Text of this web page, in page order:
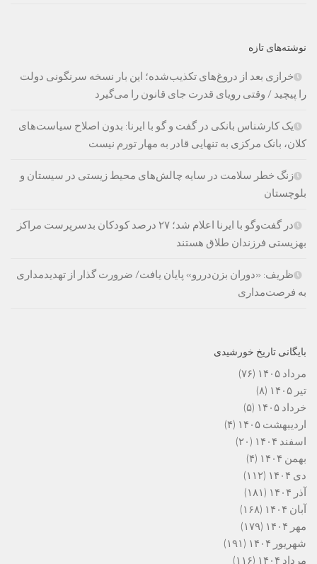
نوشته‌های تازه
خرازی بعد از دروغ‌های تکذیب‌شده؛ این بار نسخه سرنگونی دولت
را پیچید / وقتی رویای قدرت جای قانون را می‌گیرد
یک کارشناس بانکی در گفت و گو با ایرنا: بدون اصلاح سیاست‌های
کلان، بانک مرکزی به تنهایی قادر به مهار تورم نیست
زنگ خطر سلامت در سایه چالش‌های محیط زیستی در سیستان و
بلوچستان
در گفت‌وگو با ایرنا اعلام شد؛ ۲۷ درصد کودکان بدسرپرست مراکز
بهزیستی فرزندان طلاق هستند
ظریف: «دوران بزن‌دررو» پایان یافت/ ضرورت گذار از تهدیدمداری
به فرصت‌مداری
بایگانی تاریخ خورشیدی
مرداد ۱۴۰۵
(۷۶)
تیر ۱۴۰۵
(۸)
خرداد ۱۴۰۵
(۵)
اردیبهشت ۱۴۰۵
(۴)
اسفند ۱۴۰۴
(۲۰)
بهمن ۱۴۰۴
(۴)
دی ۱۴۰۴
(۱۱۲)
آذر ۱۴۰۴
(۱۸۱)
آبان ۱۴۰۴
(۱۶۸)
مهر ۱۴۰۴
(۱۷۹)
شهریور ۱۴۰۴
(۱۹۱)
مرداد ۱۴۰۴
(۱۱۶)